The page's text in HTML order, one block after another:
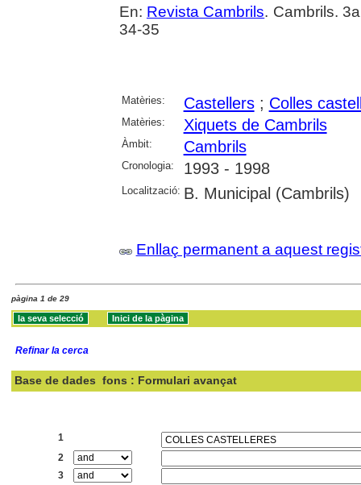
En: Revista Cambrils. Cambrils.
34-35
Matèries: Castellers; Colles
Matèries: Xiquets de Cambrils
Àmbit: Cambrils
Cronologia: 1993 - 1998
Localització: B. Municipal (Cambrils)
Enllaç permanent a aquest
pàgina 1 de 29
Refinar la cerca
Base de dades fons : Formulari avançat
1
2
3